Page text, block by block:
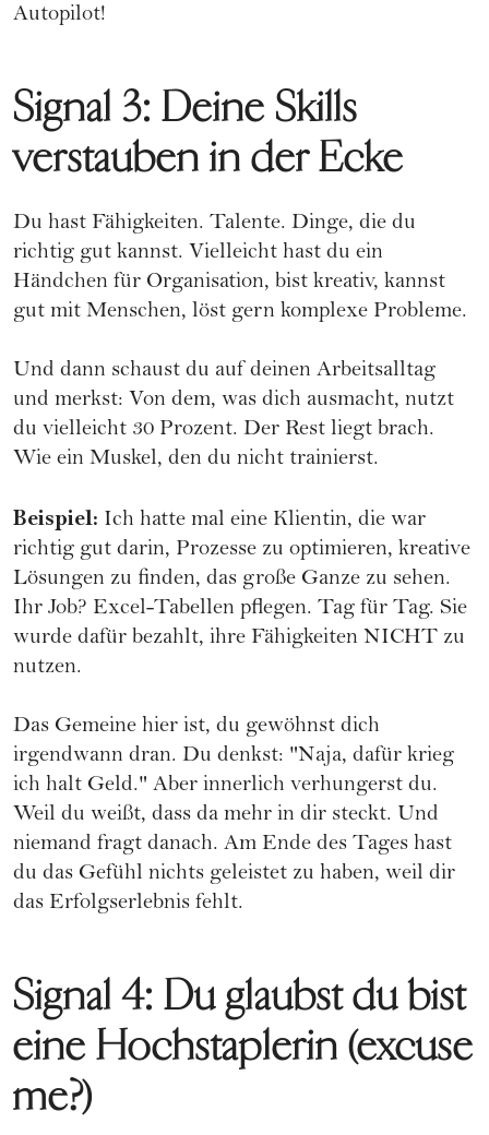
Autopilot!
Signal 3: Deine Skills
verstauben in der Ecke
Du hast Fähigkeiten. Talente. Dinge, die du
richtig gut kannst. Vielleicht hast du ein
Händchen für Organisation, bist kreativ, kannst
gut mit Menschen, löst gern komplexe Probleme.
Und dann schaust du auf deinen Arbeitsalltag
und merkst: Von dem, was dich ausmacht, nutzt
du vielleicht 30 Prozent. Der Rest liegt brach.
Wie ein Muskel, den du nicht trainierst.
Beispiel: Ich hatte mal eine Klientin, die war
richtig gut darin, Prozesse zu optimieren, kreative
Lösungen zu finden, das große Ganze zu sehen.
Ihr Job? Excel-Tabellen pflegen. Tag für Tag. Sie
wurde dafür bezahlt, ihre Fähigkeiten NICHT zu
nutzen.
Das Gemeine hier ist, du gewöhnst dich
irgendwann dran. Du denkst: "Naja, dafür krieg
ich halt Geld." Aber innerlich verhungerst du.
Weil du weißt, dass da mehr in dir steckt. Und
niemand fragt danach. Am Ende des Tages hast
du das Gefühl nichts geleistet zu haben, weil dir
das Erfolgserlebnis fehlt.
Signal 4: Du glaubst du bist
eine Hochstaplerin (excuse
me?)